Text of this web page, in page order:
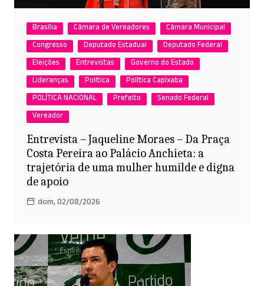
Brasília Câmara de Vereadores
Câmara Municipal
Congresso
Deputado Estadual
Deputado Federal
Eleições
Entrevistas
Governo do Estado
Lideranças
Política
Política Capixaba
POLÍTICA NACIONAL
Prefeito
Senado Federal
Vereador
Entrevista – Jaqueline Moraes – Da Praça
Costa Pereira ao Palácio Anchieta: a
trajetória de uma mulher humilde e digna
de apoio
dom, 02/08/2026